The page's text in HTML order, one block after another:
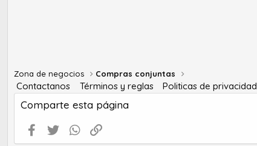
Zona de negocios Compras conjuntas
Contactanos Términos y reglas Politicas de privacidad
Comparte esta página
Facebook
Twitter WhatsApp